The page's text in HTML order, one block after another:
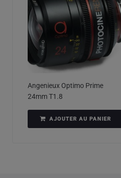
Angenieux Optimo Prime
24mm T1.8
AJOUTER AU PANIER